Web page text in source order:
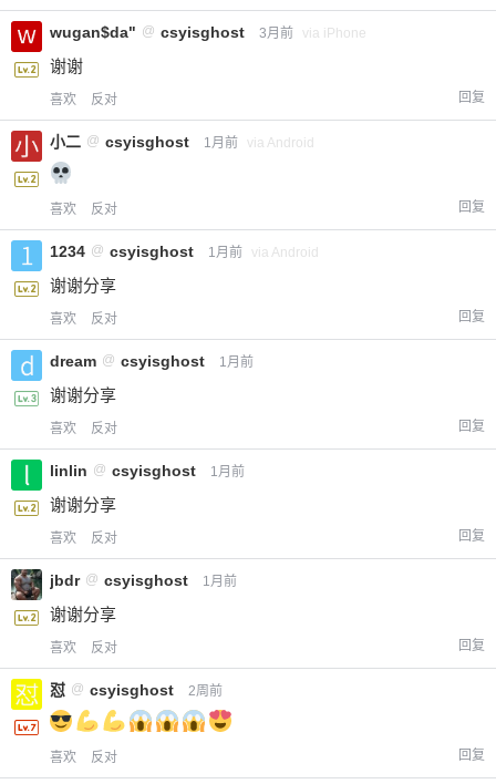
wugan$da" @ csyisghost 3月前 via iPhone
谢谢
喜欢 反对 回复
小二 @ csyisghost 1月前 via Android
喜欢 反对 回复
1234 @ csyisghost 1月前 via Android
谢谢分享
喜欢 反对 回复
dream @ csyisghost 1月前
谢谢分享
喜欢 反对 回复
linlin @ csyisghost 1月前
谢谢分享
喜欢 反对 回复
jbdr @ csyisghost 1月前
谢谢分享
喜欢 反对 回复
怼 @ csyisghost 2周前
喜欢 反对 回复